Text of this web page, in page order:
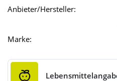
Anbieter/Hersteller:
Marke: